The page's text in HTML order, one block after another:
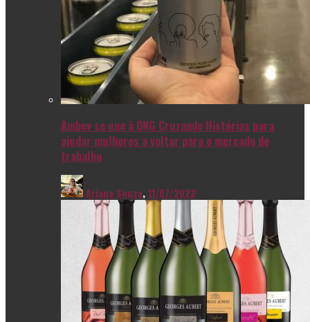
Ambev se une à ONG Cruzando Histórias para
ajudar mulheres a voltar para o mercado de
trabalho
Ariana Souza,11/07/2022